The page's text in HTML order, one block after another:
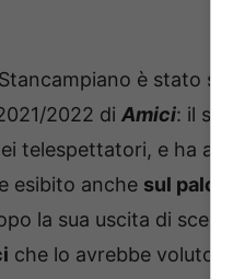
è stato
2022 di Amici: il suo
telespettatori, e ha
esibito anche sul palco
la sua uscita di
che lo avrebbe voluto